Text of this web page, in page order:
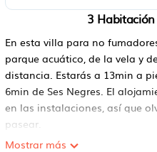
3
En esta villa para no
parque acuático, de la vela y
distancia. Estarás a 13min a
6min de Ses Negres. El
en las instalaciones, así que
pasear.
En esta villa con un jardín
Mostrar más